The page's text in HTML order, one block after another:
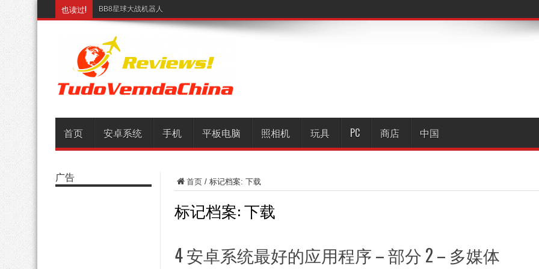
也读过! BB8星球大战机器人
首页 安卓系统 手机 平板电脑 照相机 玩具 PC 商店 中国
首页 / 标记档案: 下载
标记档案:下载
4 安卓系统最好的应用程序 – 部分 2 – 多媒体
广告